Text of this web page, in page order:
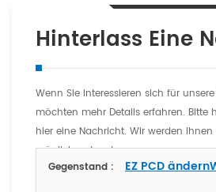
Hinterlass Eine
Wenn Sie interessieren sich für
möchten mehr Details erfahren. Bitte
hier eine Nachricht. Wir werden
möglich antworten
Gegenstand :
EZ PCD